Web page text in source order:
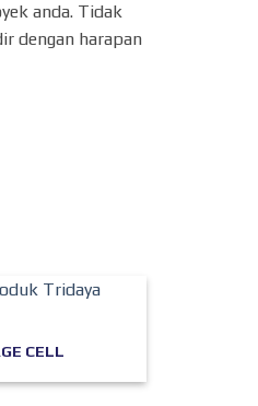
anda. Tidak
dengan harapan
CELL